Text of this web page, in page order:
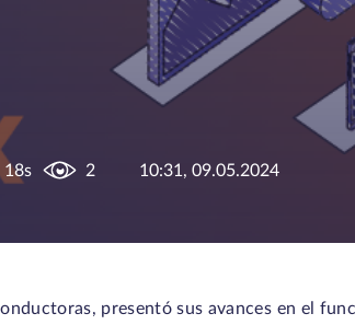
18s 2 10:31, 09.05.2024
presentó sus avances en el